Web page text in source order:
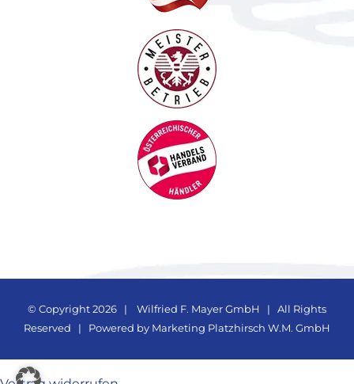
© Copyright2026 | Wilfried F. Mayer GmbH
| All Rights
Reserved | Powered by Marketing Platzhirsch W.M. GmbH